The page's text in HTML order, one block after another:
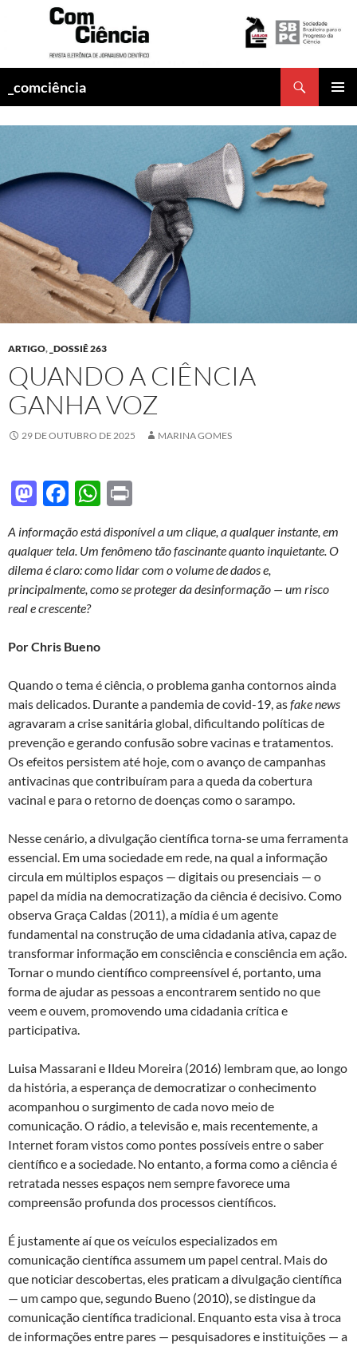
_comciência
ARTIGO, _DOSSIÊ 263
QUANDO A CIÊNCIA
GANHA VOZ
29 DE OUTUBRO DE 2025 MARINA GOMES
M
to
d
o
n
F
e
b
o
o
k
W
at
s
A
nt
A informação está disponível a um clique, a qualquer instante, em
qualquer tela. Um fenômeno tão fascinante quanto inquietante. O
dilema é claro: como lidar com o volume de dados e,
principalmente, como se proteger da desinformação — um risco
real e crescente?
PorChris Bueno
Quando o tema é ciência, o problema ganha contornos ainda
mais delicados. Durante a pandemia de covid-19, asfake news
agravaram a crise sanitária global, dificultando políticas de
prevenção e gerando confusão sobre vacinas e tratamentos.
Os efeitos persistem até hoje, com o avanço de campanhas
antivacinas que contribuíram para a queda da cobertura
vacinal e para o retorno de doenças como o sarampo.
Nesse cenário, a divulgação científica torna-se uma ferramenta
essencial. Em uma sociedade em rede, na qual a informação
circula em múltiplos espaços — digitais ou presenciais — o
papel da mídia na democratização da ciência é decisivo. Como
observa Graça Caldas (2011), a mídia é um agente
fundamental na construção de uma cidadania ativa, capaz de
transformar informação em consciência e consciência em ação.
Tornar o mundo científico compreensível é, portanto, uma
forma de ajudar as pessoas a encontrarem sentido no que
veem e ouvem, promovendo uma cidadania crítica e
participativa.
Luisa Massarani e Ildeu Moreira (2016) lembram que, ao longo
da história, a esperança de democratizar o conhecimento
acompanhou o surgimento de cada novo meio de
comunicação. O rádio, a televisão e, mais recentemente, a
Internet foram vistos como pontes possíveis entre o saber
científico e a sociedade. No entanto, a forma como a ciência é
retratada nesses espaços nem sempre favorece uma
compreensão profunda dos processos científicos.
É justamente aí que os veículos especializados em
comunicação científica assumem um papel central. Mais do
que noticiar descobertas, eles praticam a divulgação científica
— um campo que, segundo Bueno (2010), se distingue da
comunicação científica tradicional. Enquanto esta visa à troca
de informações entre pares — pesquisadores e instituições — a